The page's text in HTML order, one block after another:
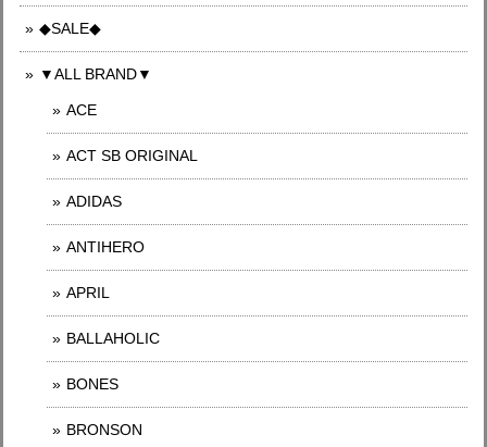
◆SALE◆
▼ALL BRAND▼
ACE
ACT SB ORIGINAL
ADIDAS
ANTIHERO
APRIL
BALLAHOLIC
BONES
BRONSON